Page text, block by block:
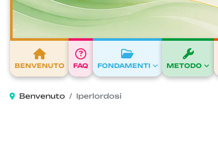
BENVENUTO FAQ FONDAMENTI METODO
Benvenuto Iperlordosi